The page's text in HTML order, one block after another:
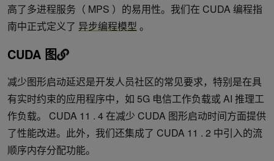
高了多进程服务（ MPS ）的易用性。我们在 CUDA 编程指
南中正式定义了 异步编程模型 。
CUDA 图
减少图形启动延迟是开发人员社区的常见要求，特别是在具
有实时约束的应用程序中，如 5G 电信工作负载或 AI 推理工
作负载。 CUDA 11 . 4 在减少 CUDA 图形启动时间方面提供
了性能改进。此外，我们还集成了 CUDA 11 . 2 中引入的流
顺序内存分配功能。